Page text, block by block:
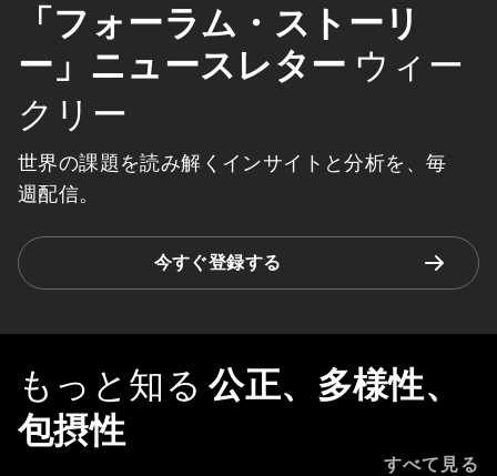
「フォーラム・ストーリ
ー」ニュースレター ウィー
クリー
世界の課題を読み解くインサイトと分析を、毎
週配信。
今すぐ登録する
もっと知る 公正、多様性、
包摂性
すべて見る